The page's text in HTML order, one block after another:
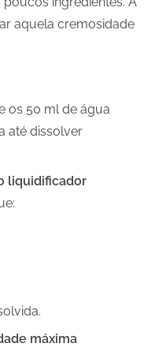
aquela cremosidade
os 50 ml de água
até dissolver
liquidificador
máxima